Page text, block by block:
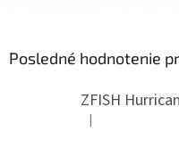
Posledné hodnotenie
ZFISH
Hodnotenie
|